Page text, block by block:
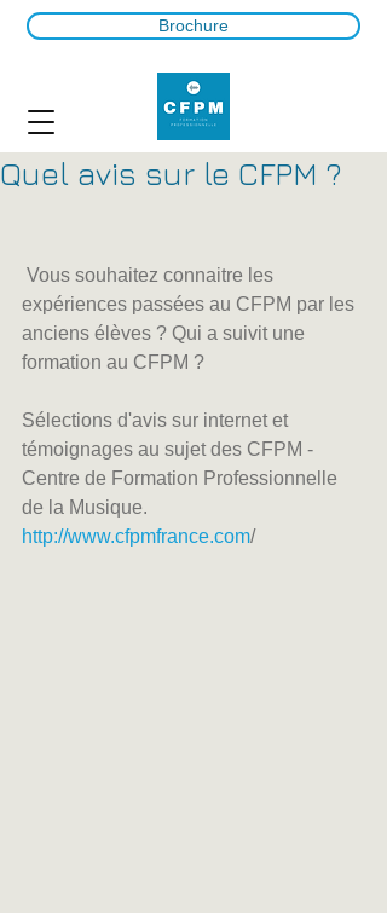
Brochure
Quel avis sur le CFPM ?
expériences passées au CFPM par les
anciens élèves ? Qui a suivit une
formation au CFPM ?
Sélections d'avis sur internet et
témoignages au sujet des CFPM -
Centre de Formation Professionnelle
de la Musique.
http://www.cfpmfrance.com/